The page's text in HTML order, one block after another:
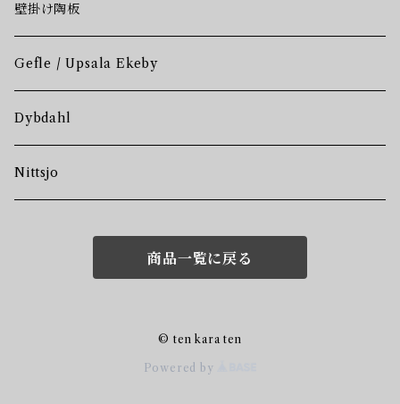
壁掛け陶板
Gefle / Upsala Ekeby
Dybdahl
Nittsjo
商品一覧に戻る
© ten kara ten
Powered by